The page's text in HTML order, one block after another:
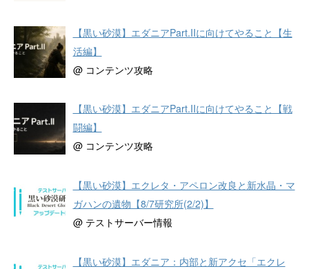
【黒い砂漠】エダニアPart.IIに向けてやること【生
活編】
@ コンテンツ攻略
【黒い砂漠】エダニアPart.IIに向けてやること【戦
闘編】
@ コンテンツ攻略
【黒い砂漠】エクレタ・アペロン改良と新水晶・マ
ガハンの遺物【8/7研究所(2/2)】
@ テストサーバー情報
【黒い砂漠】エダニア：内部と新アクセ「エクレ